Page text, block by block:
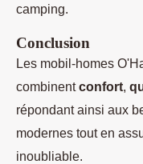
camping.
Conclusion
Les mobil-homes
combinentconfort,
répondant ainsi aux
modernes tout en
inoubliable.